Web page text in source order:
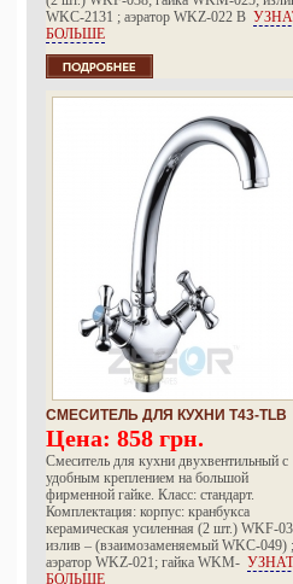
WKC-2131 ; аэратор WKZ-022 В
БОЛЬШЕ
СМЕСИТЕЛЬ ДЛЯ КУХНИ T43-TLB
Цена: 858 грн.
Смеситель для кухни двухвентильный с
удобным креплением на большой
фирменной гайке. Класс: стандарт.
Комплектация: корпус: кранбукса
керамическая усиленная (2 шт.) WKF-
излив – (взаимозаменяемый WKC-049) ;
аэратор WKZ-021; гайка WKM-
БОЛЬШЕ